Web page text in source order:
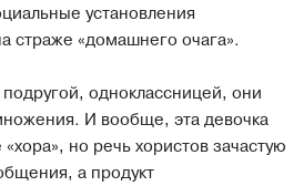
установления
страже «домашнего очага».
подругой, одноклассницей, они
И вообще, эта девочка
но речь хористов зачастую
а продукт